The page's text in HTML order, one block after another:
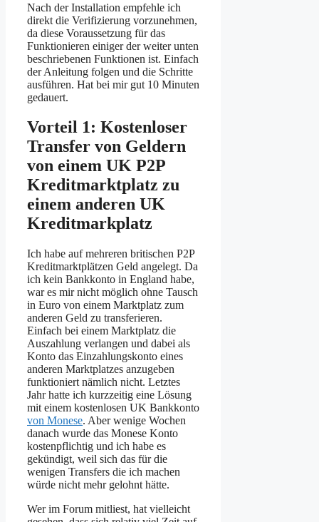
Nach der Installation empfehle ich
direkt die Verifizierung vorzunehmen,
da diese Voraussetzung für das
Funktionieren einiger der weiter unten
beschriebenen Funktionen ist. Einfach
der Anleitung folgen und die Schritte
ausführen. Hat bei mir gut 10 Minuten
gedauert.
Vorteil 1: Kostenloser
Transfer von Geldern
von einem UK P2P
Kreditmarktplatz zu
einem anderen UK
Kreditmarkplatz
Ich habe auf mehreren britischen P2P
Kreditmarktplätzen Geld angelegt. Da
ich kein Bankkonto in England habe,
war es mir nicht möglich ohne Tausch
in Euro von einem Marktplatz zum
anderen Geld zu transferieren.
Einfach bei einem Marktplatz die
Auszahlung verlangen und dabei als
Konto das Einzahlungskonto eines
anderen Marktplatzes anzugeben
funktioniert nämlich nicht. Letztes
Jahr hatte ich kurzzeitig eine Lösung
mit einem kostenlosen UK Bankkonto
von Monese. Aber wenige Wochen
danach wurde das Monese Konto
kostenpflichtig und ich habe es
gekündigt, weil sich das für die
wenigen Transfers die ich machen
würde nicht mehr gelohnt hätte.
Wer im Forum mitliest, hat vielleicht